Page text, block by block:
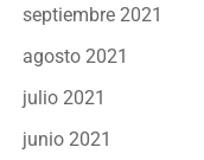
septiembre 2021
agosto 2021
julio 2021
junio 2021